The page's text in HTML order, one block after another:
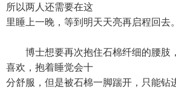
所以两人还需要在这
里睡上一晚，等到明天天亮再启程回去。
博士想要再次抱住石棉纤细的腰肢
喜欢，抱着睡觉会十
分舒服，但是被石棉一脚踹开，只能钻